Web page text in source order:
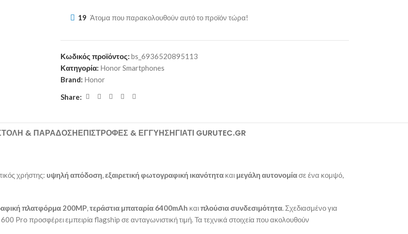
19 Άτομα που παρακολουθούν αυτό το προϊόν τώρα!
Κωδικός προϊόντος: bs_6936520895113
Κατηγορία: Honor Smartphones
Brand: Honor
Share:
& ΠΑΡΆΔΟΣΗΕΠΙΣΤΡΟΦΈΣ & ΕΓΓΎΗΣΗΓΙΑΤΊ GURUTEC.GR
χρήστης: υψηλή απόδοση,εξαιρετική φωτογραφική ικανότητα και μεγάλη αυτονομίασε ένα κομψό,
πλατφόρμα 200MP,τεράστια μπαταρία 6400mAh καιπλούσια συνδεσιμότητα. Σχεδιασμένο για
Pro προσφέρει εμπειρία flagship σε ανταγωνιστική τιμή. Τα τεχνικά στοιχεία που ακολουθούν